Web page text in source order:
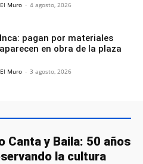
Muro - 4 agosto, 2026
pagan por materiales
en obra de la plaza
Muro - 3 agosto, 2026
Canta y Baila: 50 años
la cultura